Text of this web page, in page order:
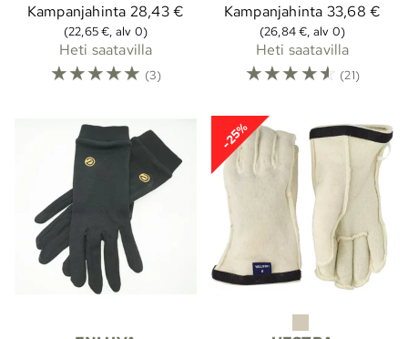
Kampanjahinta 28,43 €
(22,65 €, alv 0)
Heti saatavilla
☆☆☆☆☆ (3)
Kampanjahinta 33,68 €
(26,84 €, alv 0)
Heti saatavilla
☆☆☆☆☆ (21)
-25%